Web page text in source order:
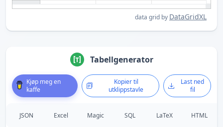
data grid by DataGridXL
Tabellgenerator
Kjøp meg en
kaffe
Kopier til
utklippstavle
Last ned
fil
JSON Excel Magic SQL LaTeX HTML